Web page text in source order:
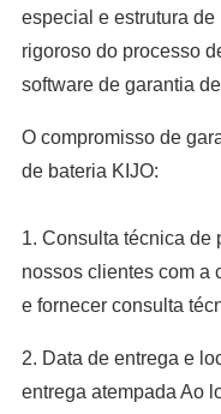
especial e estrutura
rigoroso do processo
software de garantia
O compromisso de
de bateria KIJO:
1. Consulta técnica de
nossos clientes com a
e fornecer consulta
2. Data de entrega e
entrega atempada Ao